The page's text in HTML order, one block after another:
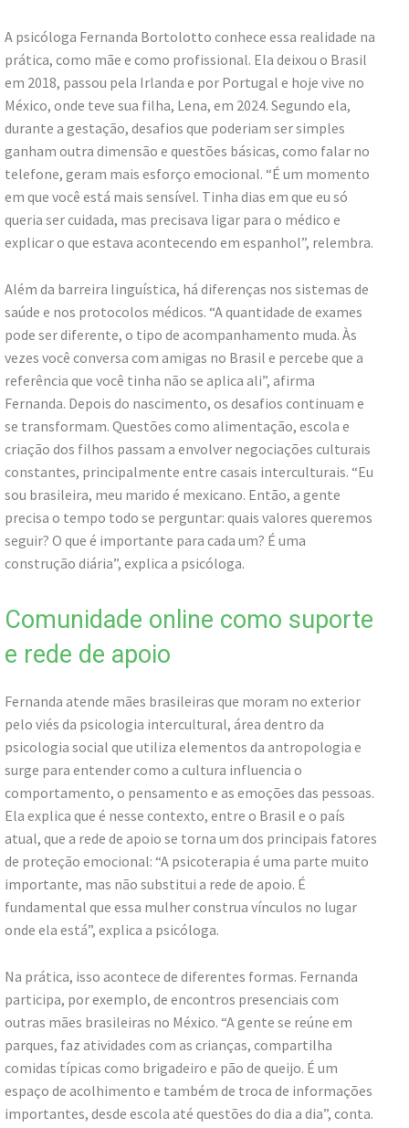
A psicóloga Fernanda Bortolotto conhece essa realidade na
prática, como mãe e como profissional. Ela deixou o Brasil
em 2018, passou pela Irlanda e por Portugal e hoje vive no
México, onde teve sua filha, Lena, em 2024. Segundo ela,
durante a gestação, desafios que poderiam ser simples
ganham outra dimensão e questões básicas, como falar no
telefone, geram mais esforço emocional. “É um momento
em que você está mais sensível. Tinha dias em que eu só
queria ser cuidada, mas precisava ligar para o médico e
explicar o que estava acontecendo em espanhol”, relembra.
Além da barreira linguística, há diferenças nos sistemas de
saúde e nos protocolos médicos. “A quantidade de exames
pode ser diferente, o tipo de acompanhamento muda. Às
vezes você conversa com amigas no Brasil e percebe que a
referência que você tinha não se aplica ali”, afirma
Fernanda. Depois do nascimento, os desafios continuam e
se transformam. Questões como alimentação, escola e
criação dos filhos passam a envolver negociações culturais
constantes, principalmente entre casais interculturais. “Eu
sou brasileira, meu marido é mexicano. Então, a gente
precisa o tempo todo se perguntar: quais valores queremos
seguir? O que é importante para cada um? É uma
construção diária”, explica a psicóloga.
Comunidade online como suporte
e rede de apoio
Fernanda atende mães brasileiras que moram no exterior
pelo viés da psicologia intercultural, área dentro da
psicologia social que utiliza elementos da antropologia e
surge para entender como a cultura influencia o
comportamento, o pensamento e as emoções das pessoas.
Ela explica que é nesse contexto, entre o Brasil e o país
atual, que a rede de apoio se torna um dos principais fatores
de proteção emocional: “A psicoterapia é uma parte muito
importante, mas não substitui a rede de apoio. É
fundamental que essa mulher construa vínculos no lugar
onde ela está”, explica a psicóloga.
Na prática, isso acontece de diferentes formas. Fernanda
participa, por exemplo, de encontros presenciais com
outras mães brasileiras no México. “A gente se reúne em
parques, faz atividades com as crianças, compartilha
comidas típicas como brigadeiro e pão de queijo. É um
espaço de acolhimento e também de troca de informações
importantes, desde escola até questões do dia a dia”, conta.